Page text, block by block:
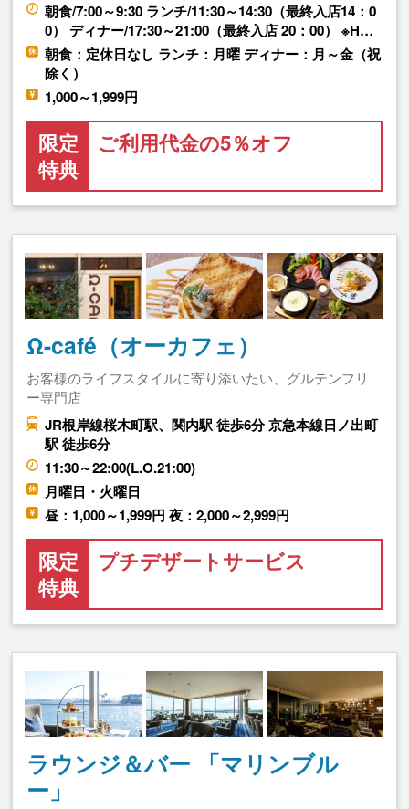
朝食/7:00～9:30 ランチ/11:30～14:30（最終入店14：0
0） ディナー/17:30～21:00（最終入店 20：00） ※H…
朝食：定休日なし ランチ：月曜 ディナー：月～金（祝
除く）
1,000～1,999円
限定
特典
ご利用代金の5％オフ
Ω-café（オーカフェ）
お客様のライフスタイルに寄り添いたい、グルテンフリ
ー専門店
JR根岸線桜木町駅、関内駅 徒歩6分 京急本線日ノ出町
駅 徒歩6分
11:30～22:00(L.O.21:00)
月曜日・火曜日
昼：1,000～1,999円 夜：2,000～2,999円
限定
特典
プチデザートサービス
ラウンジ＆バー 「マリンブル
ー」